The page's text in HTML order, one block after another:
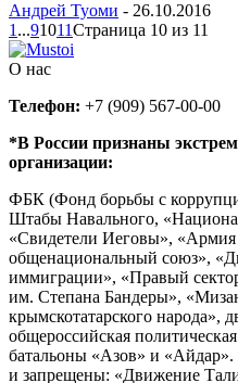
Андрей Туоми - 26.10.2016
1 ...91011Страница 10 из 11
О нас
Телефон: +7 (909) 567-00-00
*В России признаны
организации:
ФБК (Фонд борьбы с
Штабы Навального,
«Свидетели Иеговы», «Армия
общенациональный союз»,
иммиграции», «Правый
им. Степана Бандеры»,
крымскотатарского народа»,
общероссийская
батальоны «Азов» и
и запрещены: «Движение